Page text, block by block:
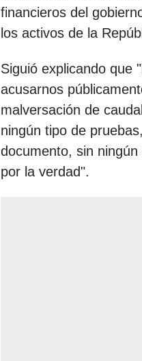
financieros del
los activos de la
Siguió explicando que
acusarnos
malversación de
ningún tipo de
documento, sin
por la verdad".